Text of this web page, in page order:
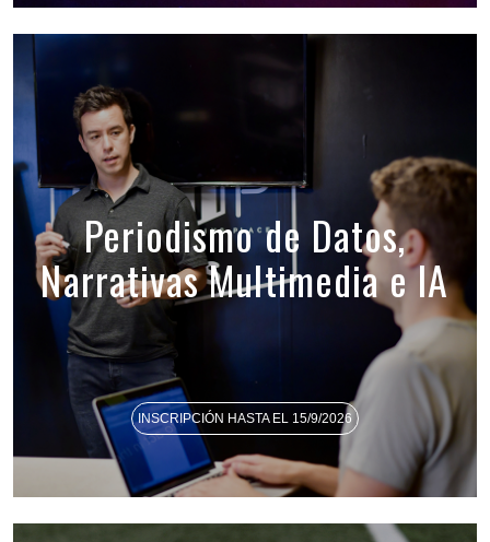
Periodismo de Datos,
Narrativas Multimedia e IA
INSCRIPCIÓN HASTA EL 15/9/2026